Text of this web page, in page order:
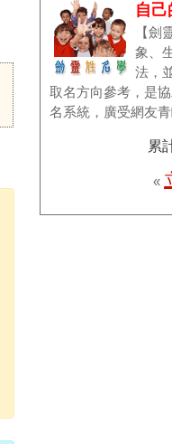
自己
【劍
象、
法，
取名方向參考，是
名系統，廣受網友青
累
«